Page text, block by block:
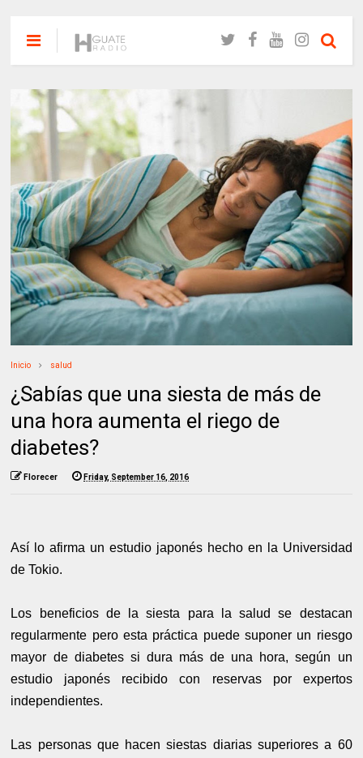
Inicio salud
¿Sabías que una siesta de más de
una hora aumenta el riego de
diabetes?
Florecer Friday, September 16, 2016
Así lo afirma un estudio japonés hecho en la Universidad
de Tokio.
Los beneficios de la siesta para la salud se destacan
regularmente pero esta práctica puede suponer un riesgo
mayor de diabetes si dura más de una hora, según un
estudio japonés recibido con reservas por expertos
independientes.
Las personas que hacen siestas diarias superiores a 60